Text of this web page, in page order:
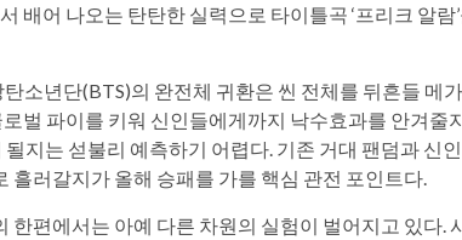
배어 나오는 탄탄한 실력으로 타이틀곡 ‘프리크 알람
소년단(BTS)의 완전체 귀환은 씬 전체를 뒤흔들 메
벌 파이를 키워 신인들에게까지 낙수효과를 안겨줄
지는 섣불리 예측하기 어렵다. 기존 거대 팬덤과 신
흘러갈지가 올해 승패를 가를 핵심 관전 포인트다.
한편에서는 아예 다른 차원의 실험이 벌어지고 있다.